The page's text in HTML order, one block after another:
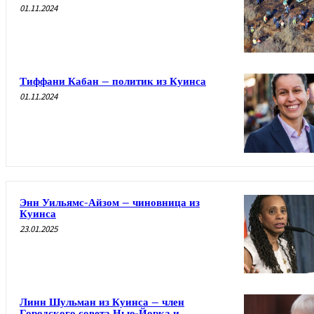
01.11.2024
Тиффани Кабан – политик из Куинса
01.11.2024
Энн Уильямс-Айзом – чиновница из
Куинса
23.01.2025
Линн Шульман из Куинса – член